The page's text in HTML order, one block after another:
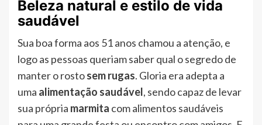
Beleza natural e estilo de vida
saudável
Sua boa forma aos 51 anos chamou a atenção, e
logo as pessoas queriam saber qual o segredo de
manter o rostosem rugas. Gloria era adepta a
uma alimentação saudável, sendo capaz de levar
sua própria marmita com alimentos saudáveis